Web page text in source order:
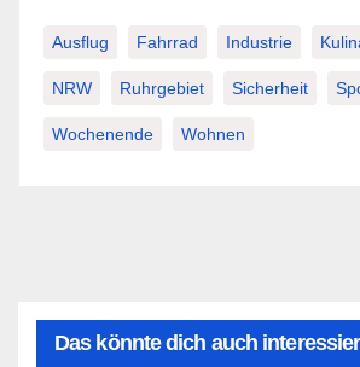
Ausflug Fahrrad Industrie
NRW Ruhrgebiet Sicherheit
Wochenende Wohnen
Das könnte dich auch